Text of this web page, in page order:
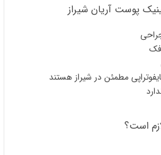
پوست آریان شیراز
فک
مطمئن در شیراز هستند
است؟